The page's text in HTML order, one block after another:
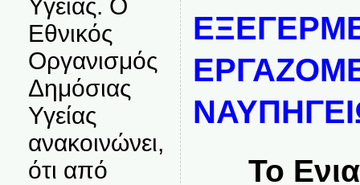
Υγείας. Ο
Εθνικός
Οργανισμός
Δημόσιας
Υγείας
ανακοινώνει,
ότι από
Το